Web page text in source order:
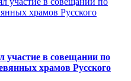
в совещании по
храмов Русского